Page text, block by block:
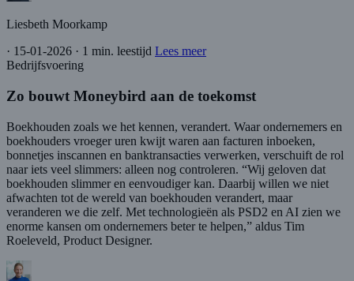
Liesbeth Moorkamp
· 15-01-2026 · 1 min. leestijd Lees meer
Bedrijfsvoering
Zo bouwt Moneybird aan de toekomst
Boekhouden zoals we het kennen, verandert. Waar ondernemers en
boekhouders vroeger uren kwijt waren aan facturen inboeken,
bonnetjes inscannen en banktransacties verwerken, verschuift de rol
naar iets veel slimmers: alleen nog controleren. “Wij geloven dat
boekhouden slimmer en eenvoudiger kan. Daarbij willen we niet
afwachten tot de wereld van boekhouden verandert, maar
veranderen we die zelf. Met technologieën als PSD2 en AI zien we
enorme kansen om ondernemers beter te helpen,” aldus Tim
Roeleveld, Product Designer.